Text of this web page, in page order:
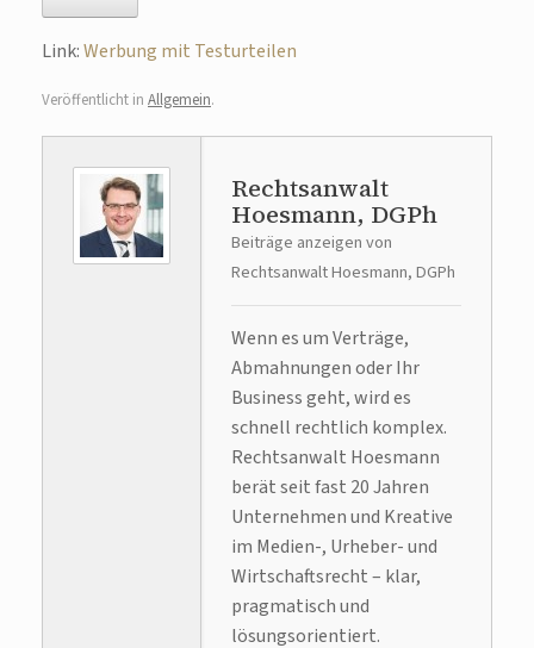
Link:Werbung mit Testurteilen
Veröffentlicht in Allgemein.
Rechtsanwalt
Hoesmann, DGPh
Beiträge anzeigen von
Rechtsanwalt Hoesmann, DGPh
Wenn es um Verträge,
Abmahnungen oder Ihr
Business geht, wird es
schnell rechtlich komplex.
Rechtsanwalt Hoesmann
berät seit fast 20 Jahren
Unternehmen und Kreative
im Medien-, Urheber- und
Wirtschaftsrecht – klar,
pragmatisch und
lösungsorientiert.